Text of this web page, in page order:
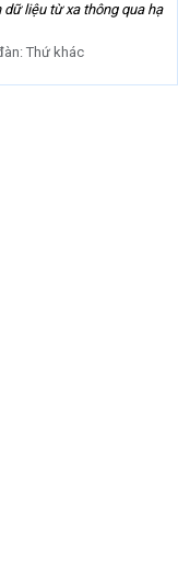
liệu từ xa thông qua hạ
Thứ khác